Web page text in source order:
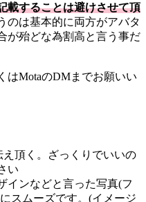
載することは避けさせて頂
のは基本的に両方がアバタ
が殆どな為割高と言う事だ
はMotaのDMまでお願いい
頂く。ざっくりでいいの
い
ンなどと言った写真(フ
スムーズです。(イメージ